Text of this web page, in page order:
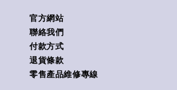
官方網站
聯絡我們
付款方式
退貨條款
零售產品維修專線